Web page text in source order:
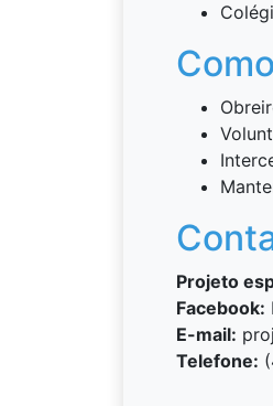
Projeto
Facebook:
E-mail:
Telefone: